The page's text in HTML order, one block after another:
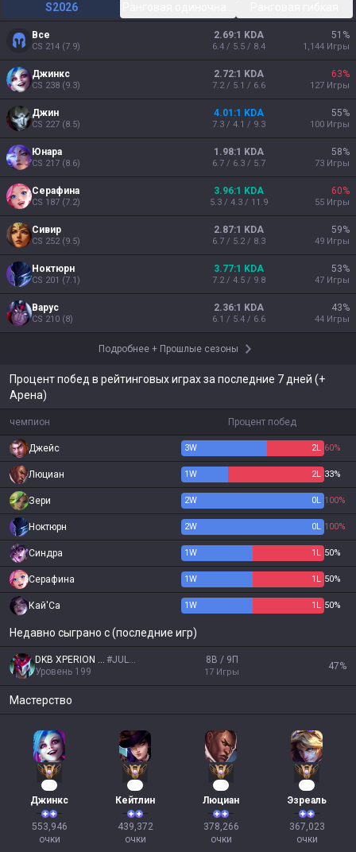
S2026
Все
CS 214 (7.9)
2.69:1 KDA
6.4 / 5.5 / 8.4
51 %
1,144 Игры
Джинкс
CS 238 (9.3)
2.72:1 KDA
7.2 / 5.1 / 6.6
63%
127 Игры
Джин
CS 227 (8.5)
4.01:1 KDA
7.3 / 4.1 / 9.3
55%
100 Игры
Юнара
CS 217 (8.6)
1.98:1 KDA
6.7 / 6.3 / 5.7
58%
73 Игры
Серафина
CS 187 (7.2)
3.96:1 KDA
5.3 / 4.3 / 11.9
60%
55 Игры
Сивир
CS 252(9.5)
2.87:1 KDA
6.7 / 5.2 / 8.3
59%
49 Игры
Ноктюрн
CS 201 (7.1)
3.77:1 KDA
7.2 / 4.5 / 9.8
53%
47 Игры
Варус
CS 210 (8)
2.36:1 KDA
6.1 / 5.4 / 6.6
43%
44 Игры
Подробнее + Прошлые сезоны
Процент побед в рейтинговых играх за последние 7 дней (+
Арена)
чемпион Процент побед
Джейс 3W 2L 60%
Люциан 1W 2L 33%
Зери 2W 0L 100%
Ноктюрн 2W 0L 100%
Синдра 1W 1 L 50%
Серафина 1W 1 L 50%
Кай'Са 1W 1 L 50%
Недавно сыграно с (последние игр)
DKB XPERION NXT #JULEZ
Уровень 199
8В / 9П
17 Игры
47%
Мастерство
Джинкс
553,946
очки
Кейтлин
439,372
очки
Люциан
378,266
очки
Эзреаль
367,023
очки